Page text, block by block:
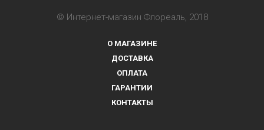
© Интернет-магазин Флореаль, 2018
О МАГАЗИНЕ
ДОСТАВКА
ОПЛАТА
ГАРАНТИИ
КОНТАКТЫ